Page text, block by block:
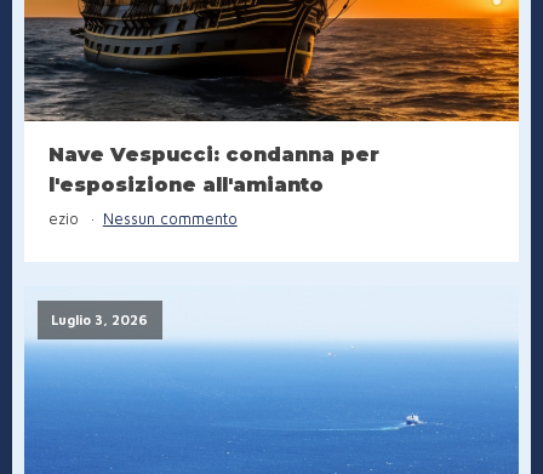
Nave Vespucci: condanna per
l'esposizione all'amianto
ezio Nessun commento
Luglio 3, 2026